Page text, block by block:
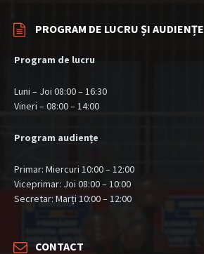
PROGRAM DE LUCRU ȘI AUDIENȚE
Program de lucru
Luni – Joi 08:00 – 16:30
Vineri – 08:00 – 14:00
Program audiențe
Primar: Miercuri 10:00 – 12:00
Viceprimar: Joi 08:00 – 10:00
Secretar: Marți 10:00 – 12:00
CONTACT